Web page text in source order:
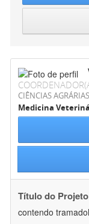
CIÊNCIAS AGRÁRIAS
Medicina
Título do
contendo